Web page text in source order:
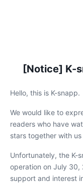
[Notice] K-
Hello, this is K-snapp.
We would like to
readers who have
stars together with
Unfortunately, the K-
operation on July 30,
support and interest